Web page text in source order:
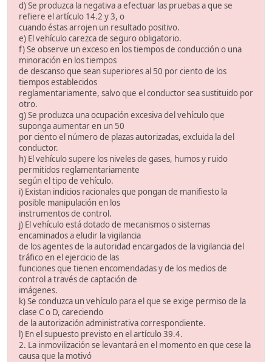
d) Se produzca la negativa a efectuar las pruebas a que se
refiere el artículo 14.2 y 3, o
cuando éstas arrojen un resultado positivo.
e) El vehículo carezca de seguro obligatorio.
f) Se observe un exceso en los tiempos de conducción o una
minoración en los tiempos
de descanso que sean superiores al 50 por ciento de los
tiempos establecidos
reglamentariamente, salvo que el conductor sea sustituido por
otro.
g) Se produzca una ocupación excesiva del vehículo que
suponga aumentar en un 50
por ciento el número de plazas autorizadas, excluida la del
conductor.
h) El vehículo supere los niveles de gases, humos y ruido
permitidos reglamentariamente
según el tipo de vehículo.
i) Existan indicios racionales que pongan de manifiesto la
posible manipulación en los
instrumentos de control.
j) El vehículo está dotado de mecanismos o sistemas
encaminados a eludir la vigilancia
de los agentes de la autoridad encargados de la vigilancia del
tráfico en el ejercicio de las
funciones que tienen encomendadas y de los medios de
control a través de captación de
imágenes.
k) Se conduzca un vehículo para el que se exige permiso de la
clase C o D, careciendo
de la autorización administrativa correspondiente.
l) En el supuesto previsto en el artículo 39.4.
2. La inmovilización se levantará en el momento en que cese la
causa que la motivó